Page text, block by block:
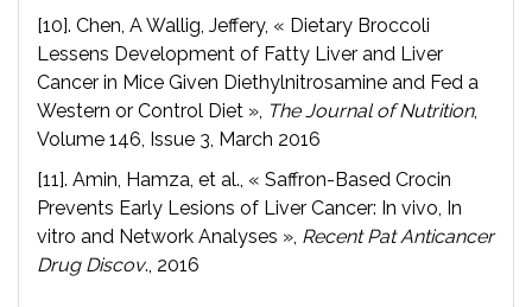
[10]. Chen, A Wallig, Jeffery, « Dietary Broccoli
Lessens Development of Fatty Liver and Liver
Cancer in Mice Given Diethylnitrosamine and Fed a
Western or Control Diet », The Journal of Nutrition,
Volume 146, Issue 3, March 2016
[11]. Amin, Hamza, et al., « Saffron-Based Crocin
Prevents Early Lesions of Liver Cancer: In vivo, In
vitro and Network Analyses », Recent Pat Anticancer
Drug Discov., 2016